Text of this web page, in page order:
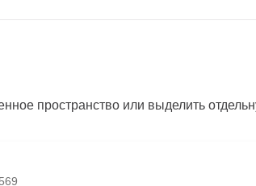
пространство или выделить